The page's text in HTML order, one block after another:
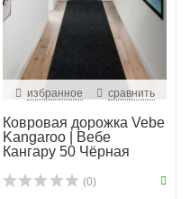
избранное сравнить
Ковровая дорожка Vebe
Kangaroo | Вебе
Кангару 50 Чёрная
(0)